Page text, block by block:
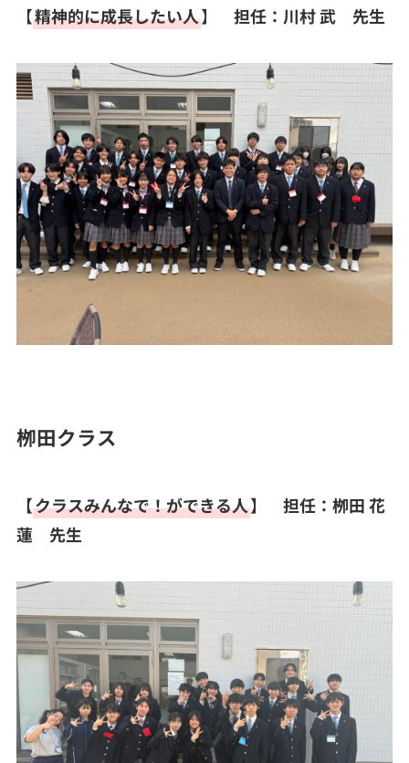
【精神的に成長したい人】 担任：川村 武 先生
栁田クラス
【クラスみんなで！ができる人】
担任：栁田 花
蓮 先生